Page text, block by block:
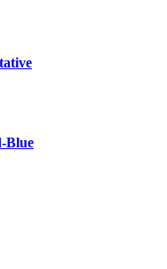
Blue